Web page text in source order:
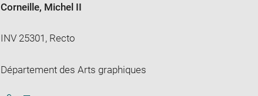
Corneille, Michel II
INV 25301, Recto
Département des Arts graphiques